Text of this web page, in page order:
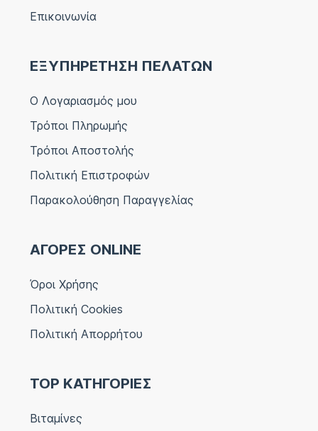
Επικοινωνία
ΕΞΥΠΗΡΕΤΗΣΗ ΠΕΛΑΤΩΝ
Ο Λογαριασμός μου
Τρόποι Πληρωμής
Τρόποι Αποστολής
Πολιτική Επιστροφών
Παρακολούθηση Παραγγελίας
ΑΓΟΡΕΣ ONLINE
Όροι Χρήσης
Πολιτική Cookies
Πολιτική Απορρήτου
TOP ΚΑΤΗΓΟΡΙΕΣ
Βιταμίνες